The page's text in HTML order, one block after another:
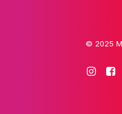
© 2025